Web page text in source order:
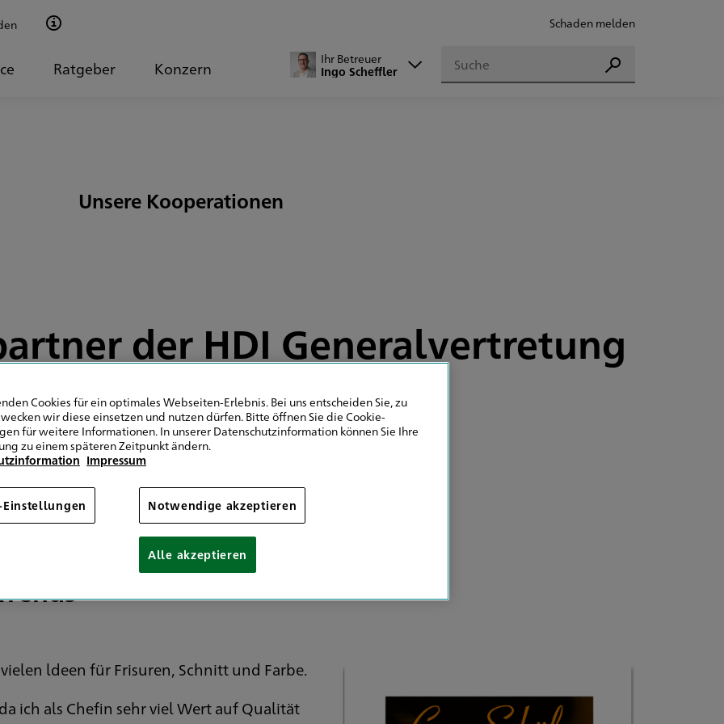
Schaden melden
Ratgeber Konzern
Ihr Betreuer
Ingo Scheffler
Suchen
Suchen
Unsere Kooperationen
der HDI Generalvertretung
in Mainz
mehr erreichen
ldeen für Frisuren, Schnitt und Farbe.
ich als Chefin sehr viel Wert auf Qualität
Cookies für ein optimales Webseiten-Erlebnis. Bei uns entscheiden Sie, zu
wir diese einsetzen und nutzen dürfen. Bitte öffnen Sie die Cookie-
für weitere Informationen. In unserer Datenschutzinformation können Sie Ihre
zu einem späteren Zeitpunkt ändern.
Impressum
Einstellungen Notwendige akzeptieren
Alle akzeptieren